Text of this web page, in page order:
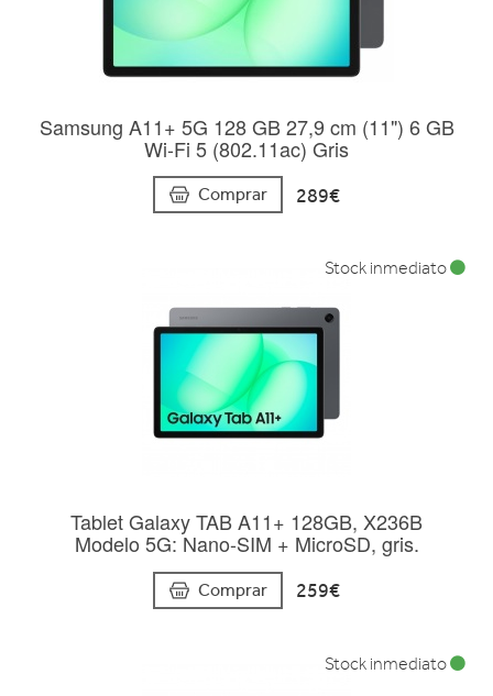
Samsung A11+ 5G 128 GB 27,9 cm (11") 6 GB
Wi-Fi 5 (802.11ac) Gris
Comprar 289€
Tablet Galaxy TAB A11+ 128GB, X236B
Modelo 5G: Nano-SIM + MicroSD, gris.
Comprar 259€
Stock inmediato
Stock inmediato